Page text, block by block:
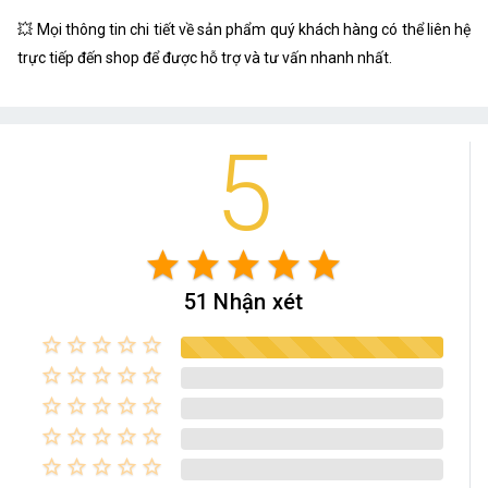
💥 Mọi thông tin chi tiết về sản phẩm quý khách hàng có thể liên hệ
trực tiếp đến shop để được hỗ trợ và tư vấn nhanh nhất.
5
star star star star star
51 Nhận xét
star_border star_border star_border star_border star_border
star_border star_border star_border star_border star_border
star_border star_border star_border star_border star_border
star_border star_border star_border star_border star_border
star_border star_border star_border star_border star_border